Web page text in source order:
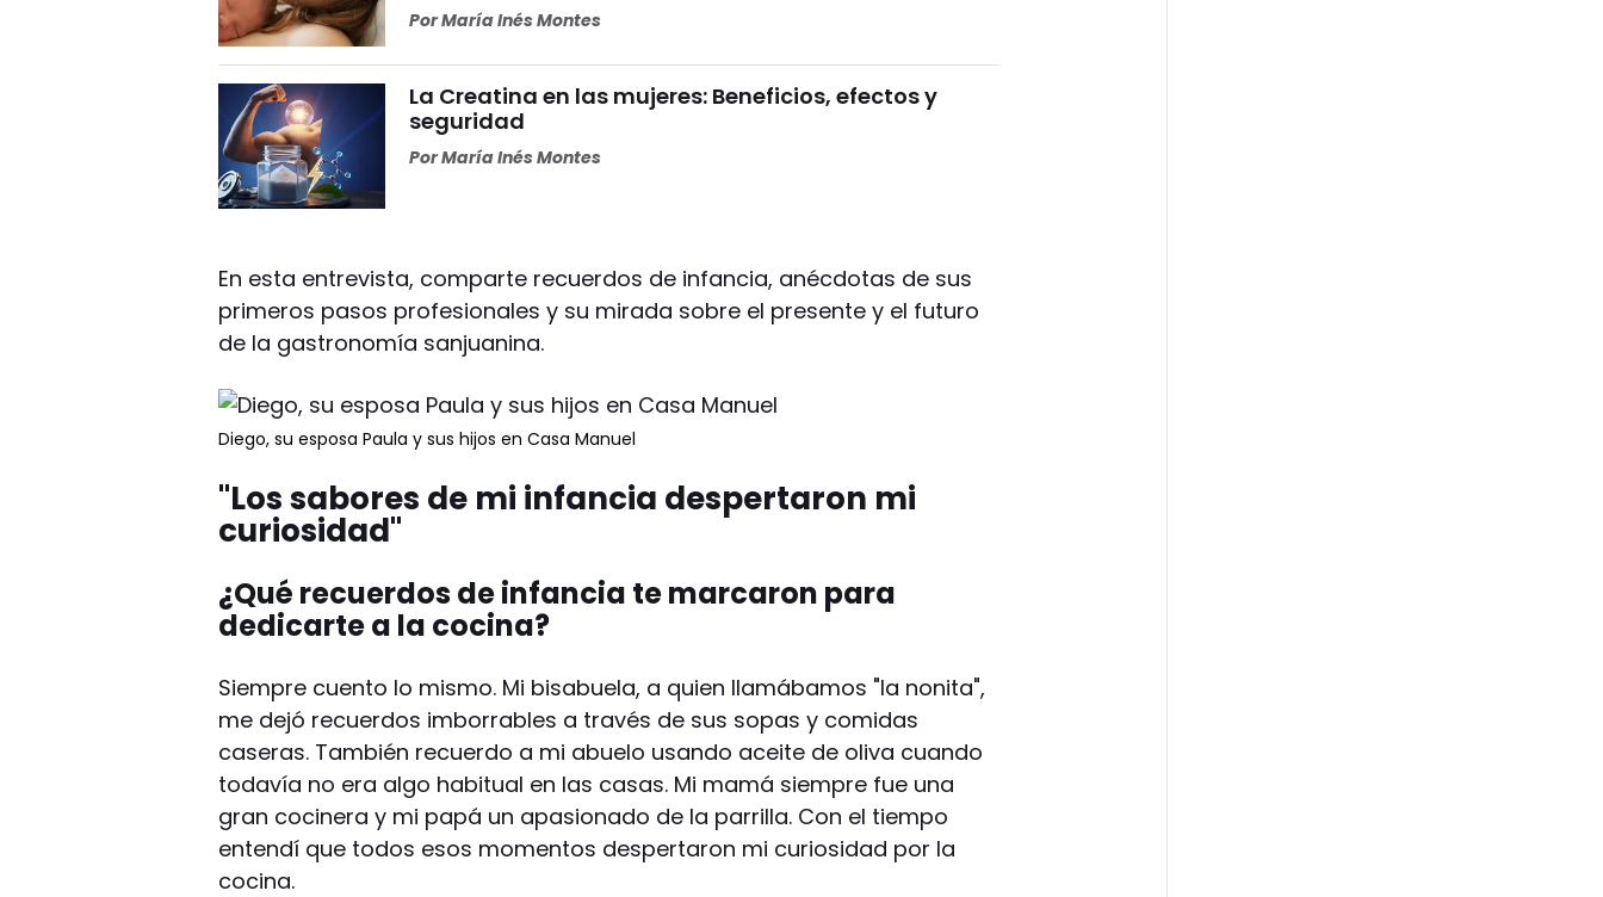
PorMaría Inés Montes
La Creatina en las mujeres: Beneficios, efectos y
seguridad
PorMaría Inés Montes
En esta entrevista, comparte recuerdos de infancia, anécdotas de sus
primeros pasos profesionales y su mirada sobre el presente y el futuro
de la gastronomía sanjuanina.
Diego, su esposa Paula y sus hijos en Casa Manuel
"Los sabores de mi infancia despertaron mi
curiosidad"
¿Qué recuerdos de infancia te marcaron para
dedicarte a la cocina?
Siempre cuento lo mismo. Mi bisabuela, a quien llamábamos "la nonita",
me dejó recuerdos imborrables a través de sus sopas y comidas
caseras. También recuerdo a mi abuelo usando aceite de oliva cuando
todavía no era algo habitual en las casas. Mi mamá siempre fue una
gran cocinera y mi papá un apasionado de la parrilla. Con el tiempo
entendí que todos esos momentos despertaron mi curiosidad por la
cocina.